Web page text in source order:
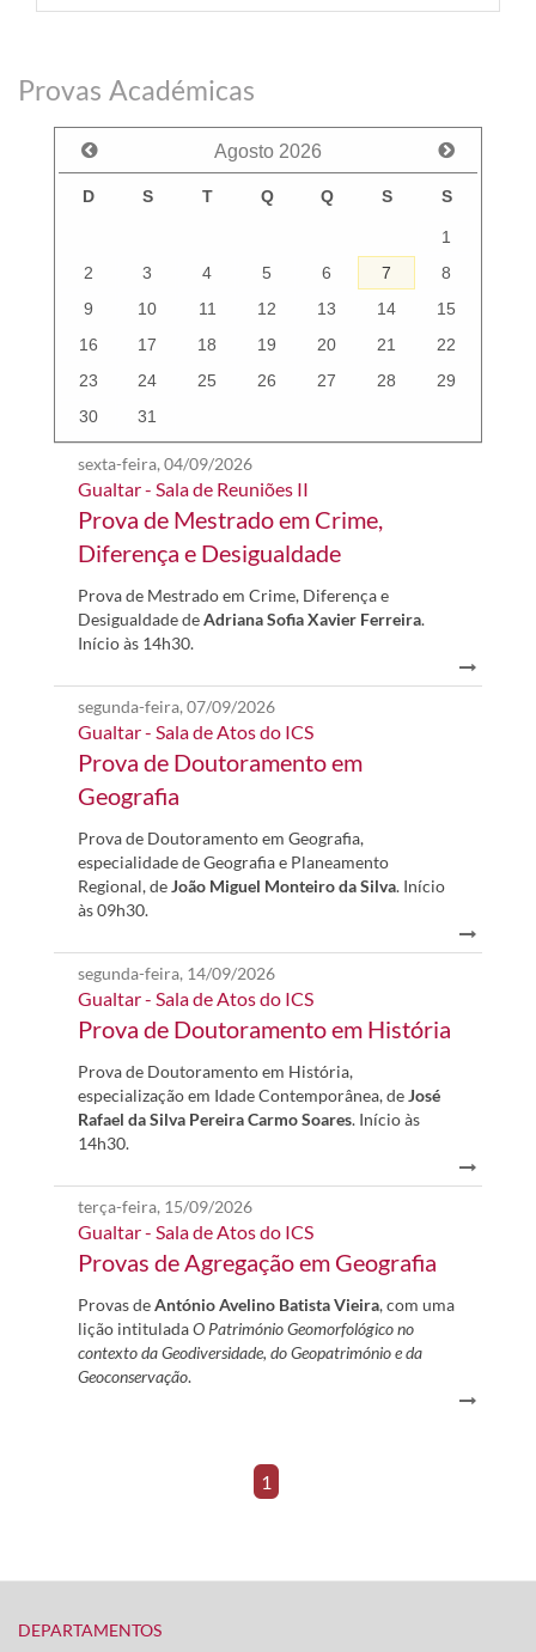
Provas Académicas
Agosto 2026
D S T Q Q S S
1
2
3 4 5 6 7
8
9
10 11 12 13 14
15
16
17 18 19 20 21
22
23
24 25 26 27 28
29
30
31
sexta-feira, 04/09/2026
Gualtar - Sala de Reuniões II
Prova de Mestrado em Crime,
Diferença e Desigualdade
Prova de Mestrado em Crime, Diferença e
Desigualdade deAdriana Sofia Xavier Ferreira.
Início às 14h30.
segunda-feira, 07/09/2026
Gualtar - Sala de Atos do ICS
Prova de Doutoramento em
Geografia
Prova de Doutoramento em Geografia,
especialidade de Geografia e Planeamento
Regional, deJoão Miguel Monteiro da Silva. Início
às 09h30.
segunda-feira, 14/09/2026
Gualtar - Sala de Atos do ICS
Prova de Doutoramento em História
Prova de Doutoramento em História,
especialização em Idade Contemporânea, deJosé
Rafael da Silva Pereira Carmo Soares. Início às
14h30.
terça-feira, 15/09/2026
Gualtar - Sala de Atos do ICS
Provas de Agregação em Geografia
Provas deAntónio Avelino Batista Vieira, com uma
lição intituladaO Património Geomorfológico no
contexto da Geodiversidade, do Geopatrimónio e da
Geoconservação.
1
DEPARTAMENTOS​